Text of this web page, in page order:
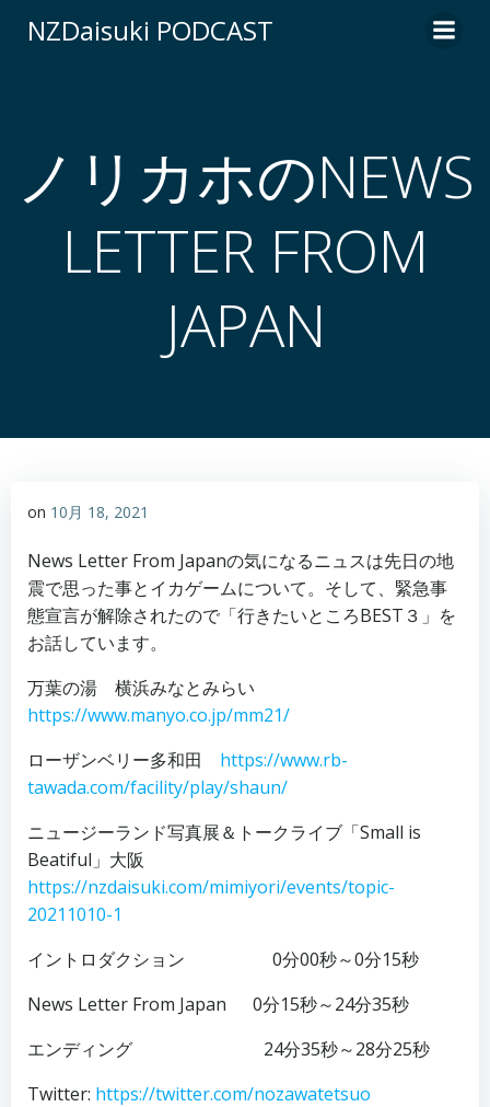
ン
ス
キ
プ
NZDaisuki PODCAST
ノリカホのNEWS
LETTER FROM
JAPAN
on 10月 18, 2021
News Letter From Japanの気になるニュスは先日の地
震で思った事とイカゲームについて。そして、緊急事
態宣言が解除されたので「行きたいところBEST３」を
お話しています。
万葉の湯 横浜みなとみらい
https://www.manyo.co.jp/mm21/
ローザンベリー多和田 https://www.rb-
tawada.com/facility/play/shaun/
ニュージーランド写真展＆トークライブ「Small is
Beatiful」大阪
https://nzdaisuki.com/mimiyori/events/topic-
20211010-1
イントロダクション 0分00秒～0分15秒
News Letter From Japan 0分15秒～24分35秒
エンディング 24分35秒～28分25秒
Twitter: https://twitter.com/nozawatetsuo